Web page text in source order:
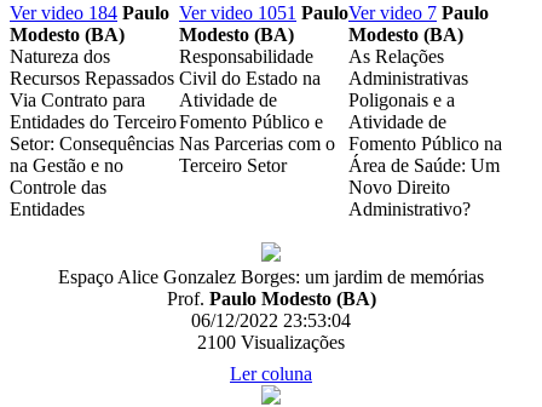
Ver video 184 Paulo
Modesto (BA)
Natureza dos
Recursos Repassados
Via Contrato para
Entidades do Terceiro
Setor: Consequências
na Gestão e no
Controle das
Entidades
Ver video 1051 Paulo
Modesto (BA)
Responsabilidade
Civil do Estado na
Atividade de
Fomento Público e
Nas Parcerias com o
Terceiro Setor
Ver video 7 Paulo
Modesto (BA)
As Relações
Administrativas
Poligonais e a
Atividade de
Fomento Público na
Área de Saúde: Um
Novo Direito
Administrativo?
Espaço Alice Gonzalez Borges: um jardim de memórias
Prof. Paulo Modesto (BA)
06/12/2022 23:53:04
2100 Visualizações
Ler coluna